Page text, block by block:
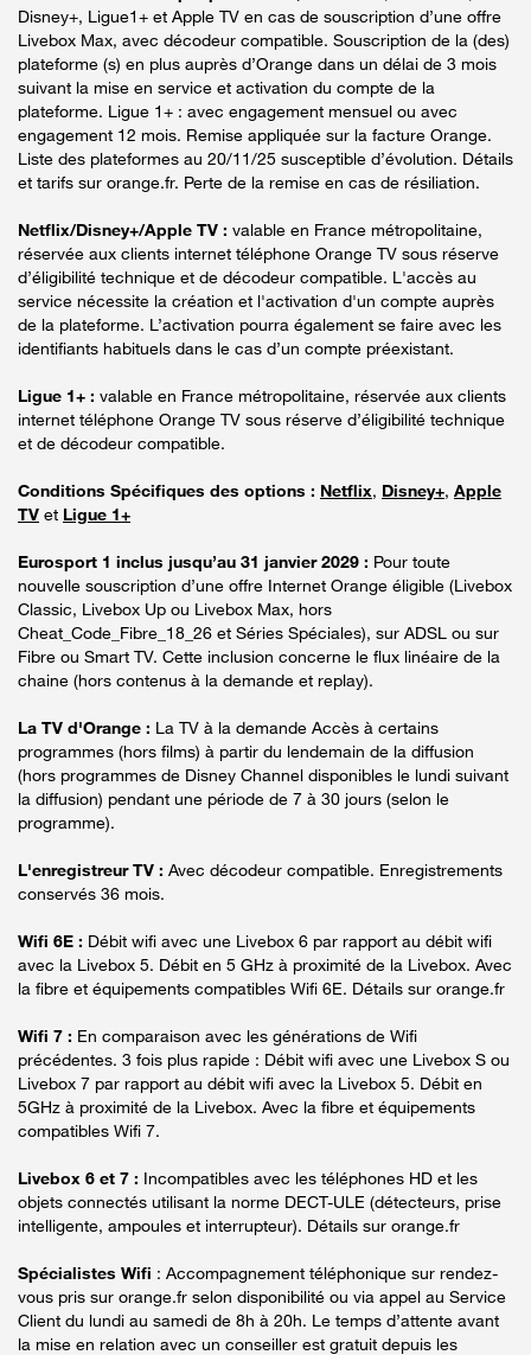
Disney+, Ligue1+ et Apple TV en cas de souscription d’une offre
Livebox Max, avec décodeur compatible. Souscription de la (des)
plateforme (s) en plus auprès d’Orange dans un délai de 3 mois
suivant la mise en service et activation du compte de la
plateforme. Ligue 1+ : avec engagement mensuel ou avec
engagement 12 mois. Remise appliquée sur la facture Orange.
Liste des plateformes au 20/11/25 susceptible d’évolution. Détails
et tarifs sur orange.fr. Perte de la remise en cas de résiliation.
Netflix/Disney+/Apple TV : valable en France métropolitaine,
réservée aux clients internet téléphone Orange TV sous réserve
d’éligibilité technique et de décodeur compatible. L'accès au
service nécessite la création et l'activation d'un compte auprès
de la plateforme. L’activation pourra également se faire avec les
identifiants habituels dans le cas d’un compte préexistant.
Ligue 1+ : valable en France métropolitaine, réservée aux clients
internet téléphone Orange TV sous réserve d’éligibilité technique
et de décodeur compatible.
Conditions Spécifiques des options : Netflix, Disney+, Apple
TV et Ligue 1+
Eurosport 1 inclus jusqu’au 31 janvier 2029 : Pour toute
nouvelle souscription d’une offre Internet Orange éligible (Livebox
Classic, Livebox Up ou Livebox Max, hors
Cheat_Code_Fibre_18_26 et Séries Spéciales), sur ADSL ou sur
Fibre ou Smart TV. Cette inclusion concerne le flux linéaire de la
chaine (hors contenus à la demande et replay).
La TV d'Orange : La TV à la demande Accès à certains
programmes (hors films) à partir du lendemain de la diffusion
(hors programmes de Disney Channel disponibles le lundi suivant
la diffusion) pendant une période de 7 à 30 jours (selon le
programme).
L'enregistreur TV : Avec décodeur compatible. Enregistrements
conservés 36 mois.
Wifi 6E : Débit wifi avec une Livebox 6 par rapport au débit wifi
avec la Livebox 5. Débit en 5 GHz à proximité de la Livebox. Avec
la fibre et équipements compatibles Wifi 6E. Détails sur orange.fr
Wifi 7 : En comparaison avec les générations de Wifi
précédentes. 3 fois plus rapide : Débit wifi avec une Livebox S ou
Livebox 7 par rapport au débit wifi avec la Livebox 5. Débit en
5GHz à proximité de la Livebox. Avec la fibre et équipements
compatibles Wifi 7.
Livebox 6 et 7 : Incompatibles avec les téléphones HD et les
objets connectés utilisant la norme DECT-ULE (détecteurs, prise
intelligente, ampoules et interrupteur). Détails sur orange.fr
Spécialistes Wifi : Accompagnement téléphonique sur rendez-
vous pris sur orange.fr selon disponibilité ou via appel au Service
Client du lundi au samedi de 8h à 20h. Le temps d’attente avant
la mise en relation avec un conseiller est gratuit depuis les